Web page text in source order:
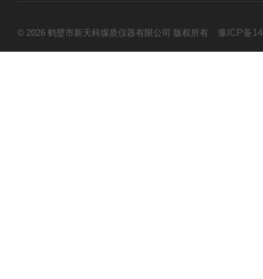
© 2026 鹤壁市新天科煤质仪器有限公司 版权所有 豫ICP备